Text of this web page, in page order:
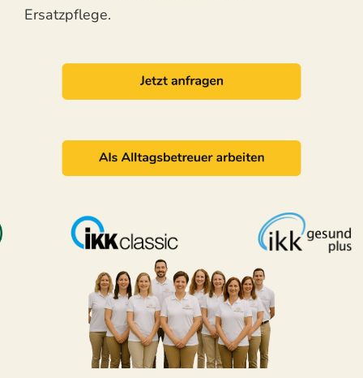
Ersatzpflege.